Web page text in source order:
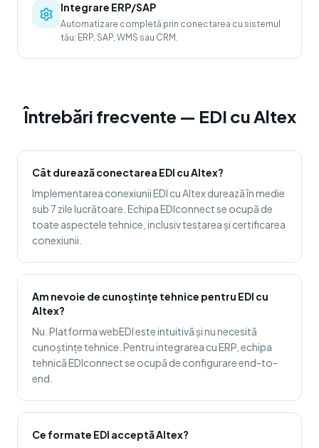
Integrare ERP/SAP
Automatizare completă prin conectarea cu sistemul
tău: ERP, SAP, WMS sau CRM.
Întrebări frecvente — EDI cu Altex
Cât durează conectarea EDI cu Altex?
Implementarea conexiunii EDI cu Altex durează în medie
sub 7 zile lucrătoare. Echipa EDIconnect se ocupă de
toate aspectele tehnice, inclusiv testarea și certificarea
conexiunii.
Am nevoie de cunoștințe tehnice pentru EDI cu
Altex?
Nu. Platforma webEDI este intuitivă și nu necesită
cunoștințe tehnice. Pentru integrarea cu ERP, echipa
tehnică EDIconnect se ocupă de configurare end-to-
end.
Ce formate EDI acceptă Altex?